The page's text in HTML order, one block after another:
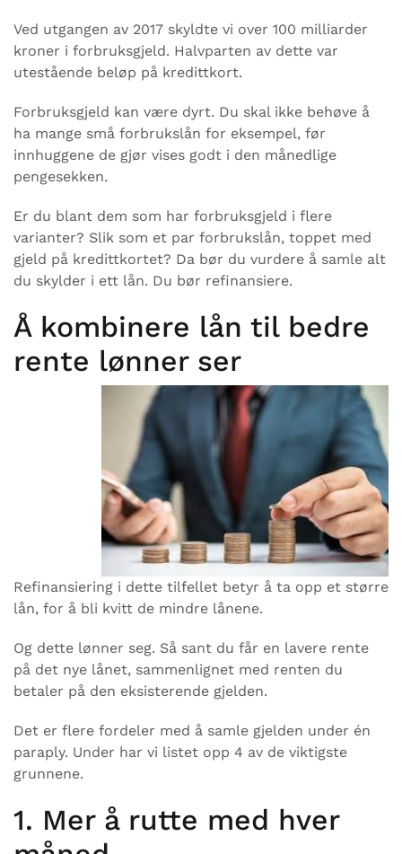
Ved utgangen av 2017 skyldte vi over 100 milliarder
kroner i forbruksgjeld. Halvparten av dette var
utestående beløp på kredittkort.
Forbruksgjeld kan være dyrt. Du skal ikke behøve å
ha mange små forbrukslån for eksempel, før
innhuggene de gjør vises godt i den månedlige
pengesekken.
Er du blant dem som har forbruksgjeld i flere
varianter? Slik som et par forbrukslån, toppet med
gjeld på kredittkortet? Da bør du vurdere å samle alt
du skylder i ett lån. Du bør refinansiere.
Å kombinere lån til bedre
rente lønner ser
Refinansiering i dette tilfellet betyr å ta opp et større
lån, for å bli kvitt de mindre lånene.
Og dette lønner seg. Så sant du får en lavere rente
på det nye lånet, sammenlignet med renten du
betaler på den eksisterende gjelden.
Det er flere fordeler med å samle gjelden under én
paraply. Under har vi listet opp 4 av de viktigste
grunnene.
1. Mer å rutte med hver